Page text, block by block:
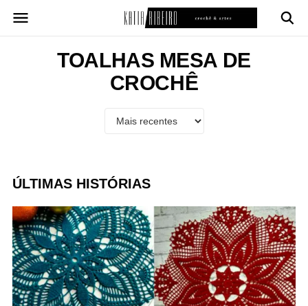
para
TOALHAS MESA DE
CROCHÊ
ÚLTIMAS HISTÓRIAS